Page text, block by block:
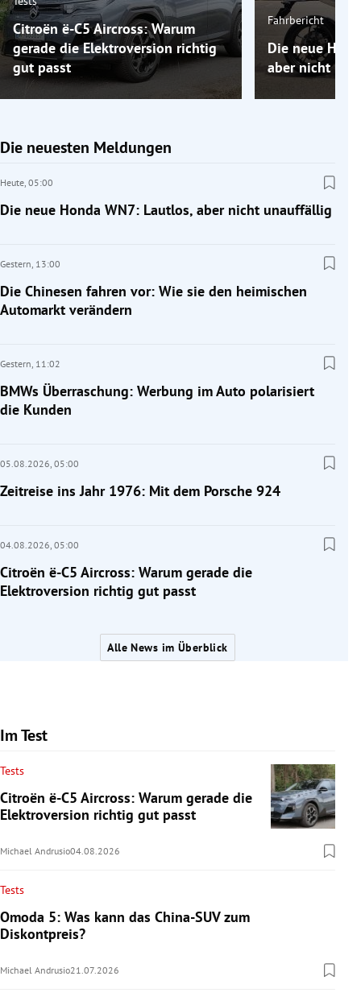
Citroën ë-C5 Aircross: Warum
gerade die Elektroversion richtig
gut passt
Fahrbericht
Die neue
aber nicht
Die neuesten Meldungen
Heute, 05:00
Die neue Honda WN7: Lautlos, aber nicht unauffällig
Gestern, 13:00
Die Chinesen fahren vor: Wie sie den heimischen
Automarkt verändern
Gestern, 11:02
BMWs Überraschung: Werbung im Auto polarisiert
die Kunden
05.08.2026, 05:00
Zeitreise ins Jahr 1976: Mit dem Porsche 924
04.08.2026, 05:00
Citroën ë-C5 Aircross: Warum gerade die
Elektroversion richtig gut passt
Alle News im Überblick
Im Test
Tests
Citroën ë-C5 Aircross: Warum gerade die
Elektroversion richtig gut passt
Michael Andrusio04.08.2026
Tests
Omoda 5: Was kann das China-SUV zum
Diskontpreis?
Michael Andrusio21.07.2026